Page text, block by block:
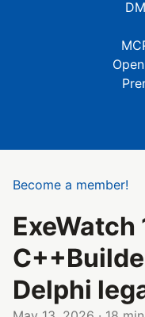
Become a member!
ExeWatch
Delphi